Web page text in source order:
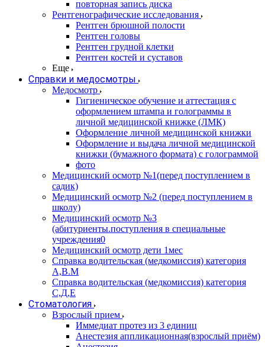
повторная запись диска
Рентгенографические исследования
Рентген брюшной полости
Рентген головы
Рентген грудной клетки
Рентген костей и суставов
Еще
Справки и медосмотры
Медосмотр
Гигиеническое обучение и аттестация с
оформлением штампа и голограммы в
личной медицинской книжке (ЛМК)
Оформление личной медицинской книжки
Оформление и выдача личной медицинской
книжки (бумажного формата) с голограммой
фото
Медицинский осмотр №1(перед поступлением в
садик)
Медицинский осмотр №2 (перед поступлением в
школу)
Медицинский осмотр №3
(абитуриенты.поступления в специальные
учреждения0
Медицинский осмотр дети 1мес
Справка водительская (медкомиссия) категория
А,В.М
Справка водительская (медкомиссия) категория
С,Д,Е
Стоматология
Взрослый прием
Иммедиат протез из 3 единиц
Анестезия аппликационная(взрослый приём)